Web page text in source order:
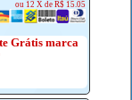
ou 12 X de R$ 15.05
Grátis marca